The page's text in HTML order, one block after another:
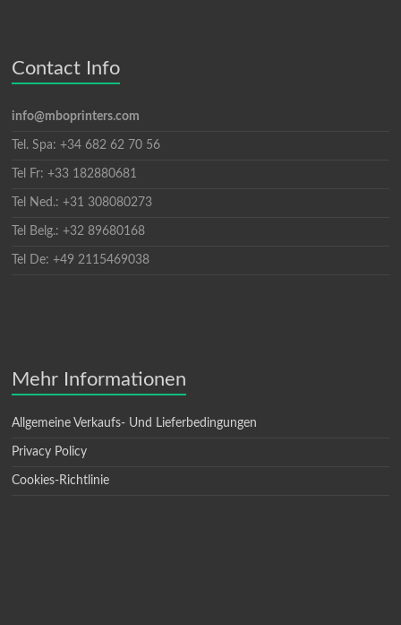
Contact Info
info@mboprinters.com
Tel. Spa: +34 682 62 70 56
Tel Fr: +33 182880681
Tel Ned.: +31 308080273
Tel Belg.: +32 89680168
Tel De: +49 2115469038
Mehr Informationen
Allgemeine Verkaufs- Und Lieferbedingungen
Privacy Policy
Cookies-Richtlinie